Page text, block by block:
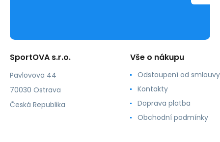
SportOVA s.r.o.
Pavlovova 44
70030 Ostrava
Česká Republika
Vše o nákupu
Odstoupení od smlouvy
Kontakty
Doprava platba
Obchodní podmínky